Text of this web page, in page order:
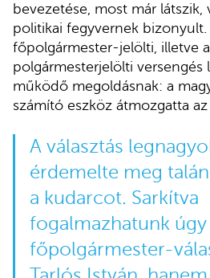
bevezetése, most már
politikai fegyvernek bizonyult.
főpolgármester-jelölti, illetve
polgármesterjelölti versengés
működő megoldásnak: a
számító eszköz átmozgatta
A választás
érdemelte meg
a kudarcot. Sarkítva
fogalmazhatunk úgy
főpolgármester-